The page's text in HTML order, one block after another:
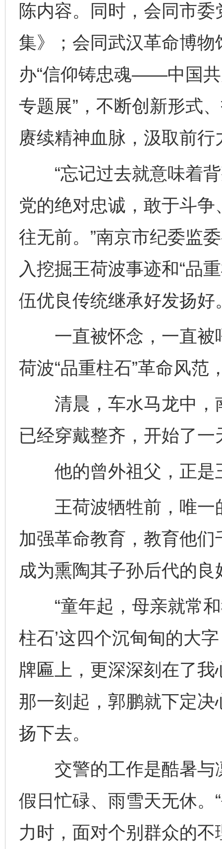
陈内容。同时，会同市
集》；会同武汉革命博
办“信仰铸忠魂——中国
专题展”，不断创新形式
赓续精神血脉，汲取前行
“忘记过去就意味着背
党的绝对忠诚，敢于斗
往无前。”南京市纪委监
入挖掘王荷波事迹和“品
伍优良传统继承好发扬好
一直被怀念，一直被
荷波“品重柱石”革命风范
清晨，车水马龙中，
已经穿戴整齐，开始了一
他的曾外祖父，正是
王荷波牺牲前，唯一
加强革命教育，教育他
成为熏陶其子孙后代的良
“童年起，母亲就常和
柱石’这四个沉甸甸的大
牌匾上，更深深刻在了
那一刻起，郭鹏就下定
扬下去。
交警的工作是酷暑与
假日忙碌、雨雪天无休。
力时，面对个别群众的